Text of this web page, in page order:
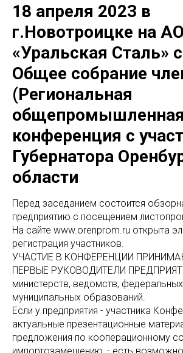
18 апреля 2023 в
г.Новотроицке на АО
«Уральская Сталь»
Общее собрание
(Региональная
общепромышленная
конференция с
Губернатора
области
Перед заседанием состоится
предприятию с посещением
На сайте www.orenprom.ru открыта
регистрация участников.
УЧАСТИЕ В КОНФЕРЕНЦИИ
ПЕРВЫЕ РУКОВОДИТЕЛИ
министерств, ведомств,
муниципальных образований.
Если у предприятия - участника
актуальные презентационные
предложения по кооперационному